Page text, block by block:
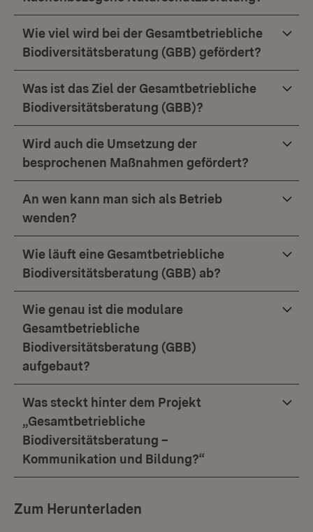
Wie viel wird bei der Gesamtbetriebliche
Biodiversitätsberatung (GBB) gefördert?
Was ist das Ziel der Gesamtbetriebliche
Biodiversitätsberatung (GBB)?
Wird auch die Umsetzung der
besprochenen Maßnahmen gefördert?
An wen kann man sich als Betrieb
wenden?
Wie läuft eine Gesamtbetriebliche
Biodiversitätsberatung (GBB) ab?
Wie genau ist die modulare
Gesamtbetriebliche
Biodiversitätsberatung (GBB)
aufgebaut?
Was steckt hinter dem Projekt
„Gesamtbetriebliche
Biodiversitätsberatung –
Kommunikation und Bildung?“
Zum Herunterladen